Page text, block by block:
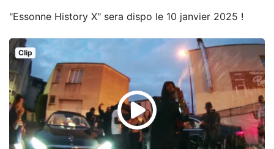
"Essonne History X" sera dispo le 10 janvier 2025 !
Clip